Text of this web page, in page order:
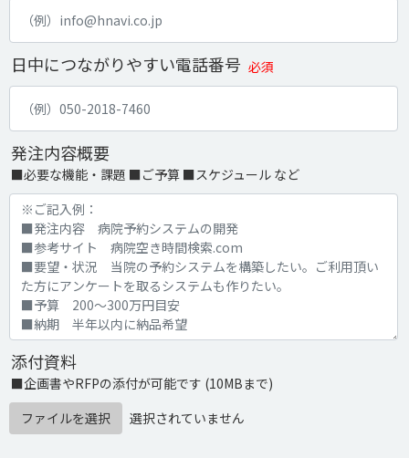
日中につながりやすい電話番号 必須
発注内容概要
■必要な機能・課題 ■ご予算 ■スケジュール など
添付資料
■企画書やRFPの添付が可能です (10MBまで)
ファイルを選択
選択されていません